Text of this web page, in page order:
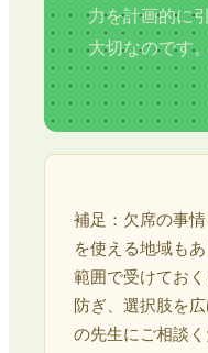
力を計画的に
大切なのです
補足：欠席の事情
を使える地域も
範囲で受けてお
防ぎ、選択肢を
の先生にご相談く